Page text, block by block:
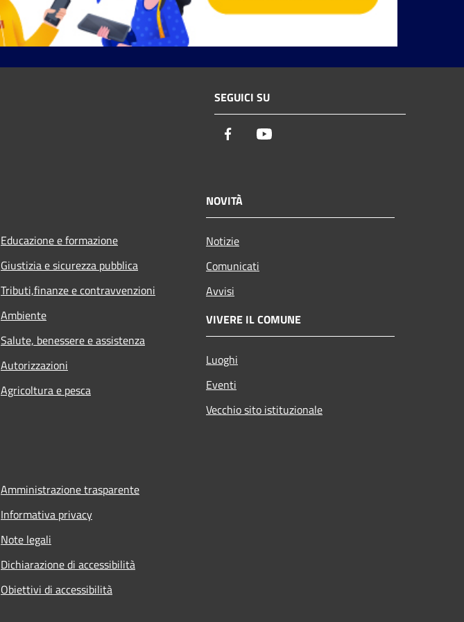
SEGUICI SU
Facebook
Educazione e formazione
Giustizia e sicurezza pubblica
Tributi,finanze e contravvenzioni
Ambiente
Salute, benessere e assistenza
Autorizzazioni
Agricoltura e pesca
NOVITÀ
Notizie
Comunicati
Avvisi
VIVERE IL COMUNE
Luoghi
Eventi
Vecchio sito istituzionale
Amministrazione trasparente
Informativa privacy
Note legali
Dichiarazione di accessibilità
Obiettivi di accessibilità